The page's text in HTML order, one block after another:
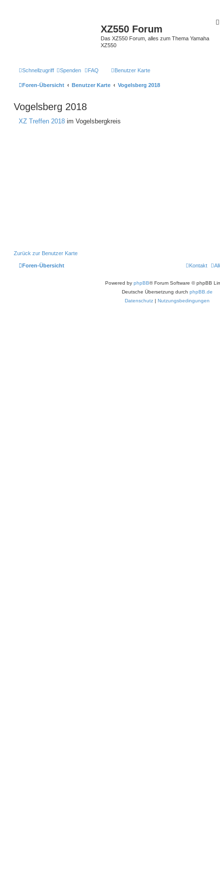
XZ550 Forum
Das XZ550 Forum, alles zum Thema Yamaha
XZ550
Schnellzugriff Spenden FAQ Benutzer Karte
Foren-Übersicht Benutzer Karte Vogelsberg 2018
Vogelsberg 2018
XZ Treffen 2018 im Vogelsbergkreis
Zurück zur Benutzer Karte
Foren-Übersicht Kontakt
Powered by phpBB® Forum Software © phpBB
Deutsche Übersetzung durch phpBB.de
Datenschutz | Nutzungsbedingungen